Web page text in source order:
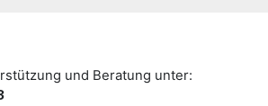
und Beratung unter: